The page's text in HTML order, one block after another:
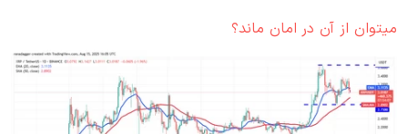
میتوان از آن در امان ماند؟